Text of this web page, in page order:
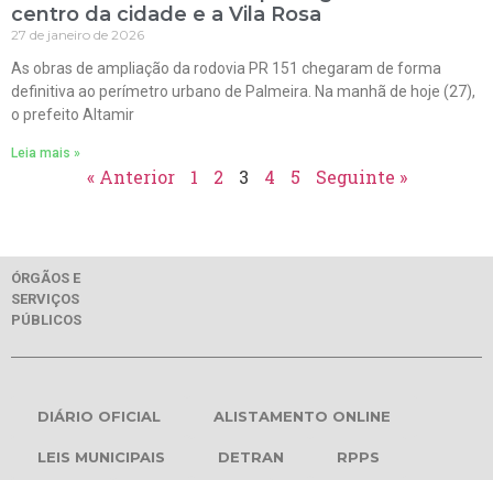
centro da cidade e a Vila Rosa
27 de janeiro de 2026
As obras de ampliação da rodovia PR 151 chegaram de forma
definitiva ao perímetro urbano de Palmeira. Na manhã de hoje (27),
o prefeito Altamir
Leia mais »
« Anterior 1 2 3 4 5 Seguinte »
ÓRGÃOS E
SERVIÇOS
PÚBLICOS
DIÁRIO OFICIAL ALISTAMENTO ONLINE
LEIS MUNICIPAIS DETRAN RPPS